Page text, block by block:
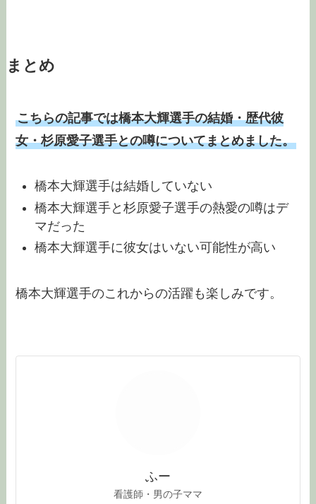
まとめ
こちらの記事では橋本大輝選手の結婚・歴代彼
女・杉原愛子選手との噂についてまとめました。
橋本大輝選手は結婚していない
橋本大輝選手と杉原愛子選手の熱愛の噂はデ
マだった
橋本大輝選手に彼女はいない可能性が高い
橋本大輝選手のこれからの活躍も楽しみです。
ふー
看護師・男の子ママ